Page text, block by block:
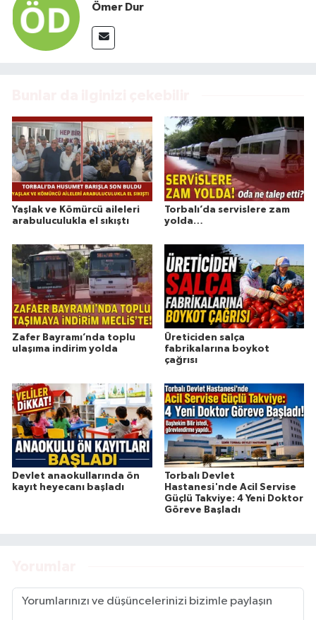
Ömer Dur
Yaşlak ve Kömürcü aileleri
arabuluculukla el sıkıştı
Torbalı’da servislere zam
yolda…
Zafer Bayramı’nda toplu
ulaşıma indirim yolda
Üreticiden salça
fabrikalarına boykot
çağrısı
Devlet anaokullarında ön
kayıt heyecanı başladı
Torbalı Devlet
Hastanesi'nde Acil Servise
Güçlü Takviye: 4 Yeni Doktor
Göreve Başladı